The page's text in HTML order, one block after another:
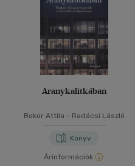
Aranykalitkában
Bokor Attila - Radácsi László
Könyv
Árinformációk